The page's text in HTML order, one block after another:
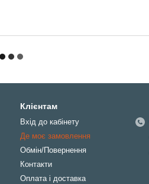
Клієнтам
Вхід до кабінету
Де моє замовлення
Обмін/Повернення
Контакти
Оплата і доставка